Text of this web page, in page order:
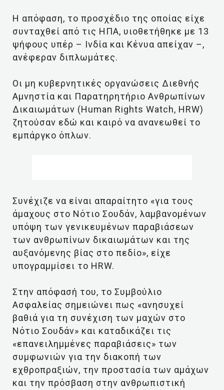
Η απόφαση, το προσχέδιο της οποίας είχε
συνταχθεί από τις ΗΠΑ, υιοθετήθηκε με 13
ψήφους υπέρ – Ινδία και Κένυα απείχαν –,
ανέφεραν διπλωμάτες.
Οι μη κυβερνητικές οργανώσεις Διεθνής
Αμνηστία και Παρατηρητήριο Ανθρωπίνων
Δικαιωμάτων (Human Rights Watch, HRW)
ζητούσαν εδώ και καιρό να ανανεωθεί το
εμπάργκο όπλων.
Συνέχιζε να είναι απαραίτητο «για τους
άμαχους στο Νότιο Σουδάν, λαμβανομένων
υπόψη των γενικευμένων παραβιάσεων
των ανθρωπίνων δικαιωμάτων και της
αυξανόμενης βίας στο πεδίο», είχε
υπογραμμίσει το HRW.
Στην απόφασή του, το Συμβούλιο
Ασφαλείας σημειώνει πως «ανησυχεί
βαθιά για τη συνέχιση των μαχών στο
Νότιο Σουδάν» και καταδικάζει τις
«επανειλημμένες παραβιάσεις» των
συμφωνιών για την διακοπή των
εχθροπραξιών, την προστασία των αμάχων
και την πρόσβαση στην ανθρωπιστική